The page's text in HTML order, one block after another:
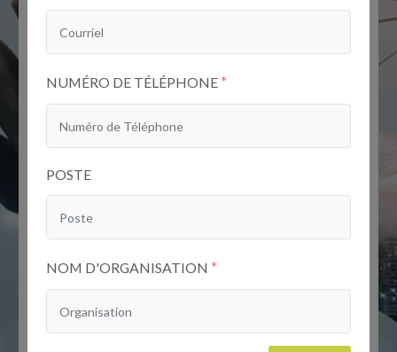
NUMÉRO DE TÉLÉPHONE *
POSTE
NOM D'ORGANISATION *